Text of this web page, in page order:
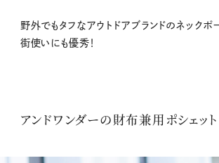
野外でもタフなアウトドアブランドのネックポ
街使いにも優秀！
アンドワンダーの財布兼用ポシェット